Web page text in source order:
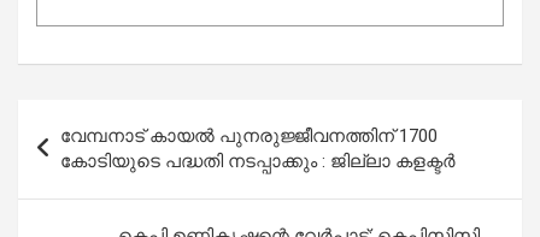
navigation
വേമ്പനാട് കായൽ പുനരുജ്ജീവനത്തിന് 1700
കോടിയുടെ പദ്ധതി നടപ്പാക്കും : ജില്ലാ കളക്ടർ